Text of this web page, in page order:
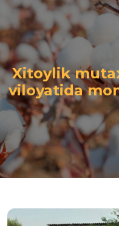
Xitoylik
viloyatida